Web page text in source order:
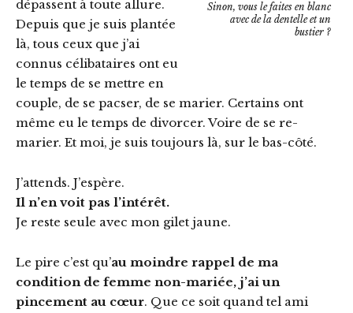
Sinon, vous le faites en blanc
avec de la dentelle et un
bustier ?
dépassent à toute allure.
Depuis que je suis plantée
là, tous ceux que j’ai
connus célibataires ont eu
le temps de se mettre en
couple, de se pacser, de se marier. Certains ont
même eu le temps de divorcer. Voire de se re-
marier. Et moi, je suis toujours là, sur le bas-côté.
J’attends. J’espère.
Il n’en voit pas l’intérêt.
Je reste seule avec mon gilet jaune.
Le pire c’est qu’au moindre rappel de ma
condition de femme non-mariée, j’ai un
pincement au cœur. Que ce soit quand tel ami